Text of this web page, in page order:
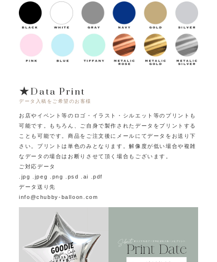
★Data Print
データ入稿をご希望のお客様
お店やイベント等のロゴ・イラスト・シルエット等のプリントも
可能です。
もちろん、ご自身で製作されたデータをプリントする
ことも可能です。商品をご注文後にメールにてデータをお送り下
さい。プリントは単色のみとなります。解像度が低い場合や複雑
なデータの場合はお断りさせて頂く場合もございます。
ご対応データ
.jpg .jpeg .png .psd .ai .pdf
データ送り先
info@chubby-balloon.com